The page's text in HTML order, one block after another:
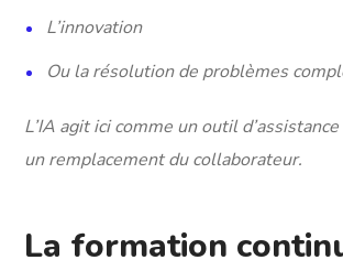
L’innovation
Ou la résolution de problèmes
L’IA agit ici comme un outil
un remplacement du collaborateur.
La formation